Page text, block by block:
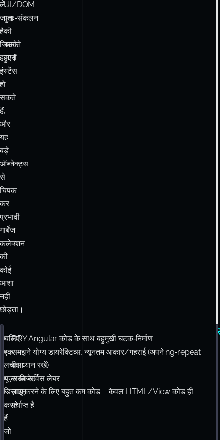
ले
जाता
है
जिसके
हजारों
इंस्टेंस
हो
सकते
हैं,
और
यह
बड़े
ऑब्जेक्ट्स
से
चिपक
कर
प्रभावी
गार्बेज
कलेक्शन
की
कोई
आशा
नहीं
छोड़ता।
UI/DOM
पुनः‑संकलन
को
चलाते
हुए।
current-user-status-label
div(ng-if='loggedIn')
view-user-surplusage
.head
.tool:
a.edit-icon(ng-click='editMode = true')
edit-user-surplusage
चलिए
एक
लचीला
यूज़र‑विजेट
डिज़ाइन
करते
हैं
जो
DRY Angular कोड के साथ बहुमुखी घटक‑निर्माण
समझने योग्य डायरेक्टिव्स, न्यूनतम आकार/गहराई (अपने ng‑repeat
का ध्यान रखें)
सरल सर्विस लेयर
लागू करने के लिए बहुत कम कोड – केवल HTML/View कोड ही
पर्याप्त है